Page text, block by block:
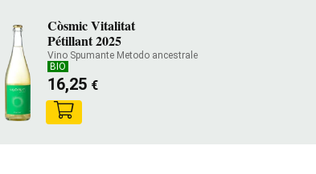
Còsmic Vitalitat
Pétillant 2025
Vino Spumante Metodo ancestrale
BIO
16,25 €